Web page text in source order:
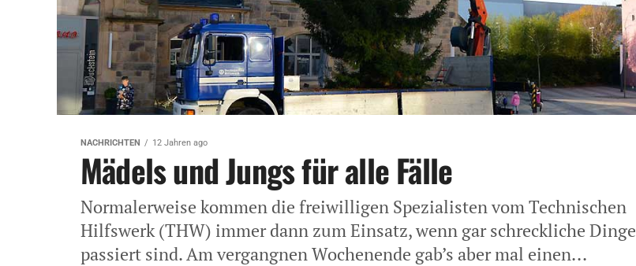
NACHRICHTEN 12 Jahren ago
Mädels und Jungs für alle Fälle
Normalerweise kommen die freiwilligen Spezialisten vom Technischen
Hilfswerk (THW) immer dann zum Einsatz, wenn gar schreckliche Dinge
passiert sind. Am vergangnen Wochenende gab’s aber mal einen...